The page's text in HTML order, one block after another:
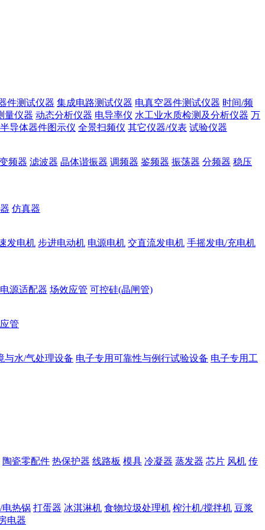
件测试仪器 集成电路测试仪器 电真空器件测试仪器 时间/频
量仪器 动态分析仪器 电导率仪 水工业水质检测及分析仪器 万
半导体器件图示仪 全景扫频仪 其它仪器/仪表 试验仪器
频器 滤波器 晶体谐振器 调频器 鉴频器 振荡器 分频器 稳压
仿真器
发电机 步进电动机 电源电机 交直流发电机 手摇发电/充电机
电源适配器 场效应管 可控硅(晶闸管)
管
与水/气处理设备 电子专用可靠性与例行试验设备 电子专用工
陶瓷零配件 热保护器 线路板 模具 冷凝器 蒸发器 芯片 风机 传
电热锅 打蛋器 冰淇淋机 食物垃圾处理机 榨汁机/搅拌机 豆浆
电器